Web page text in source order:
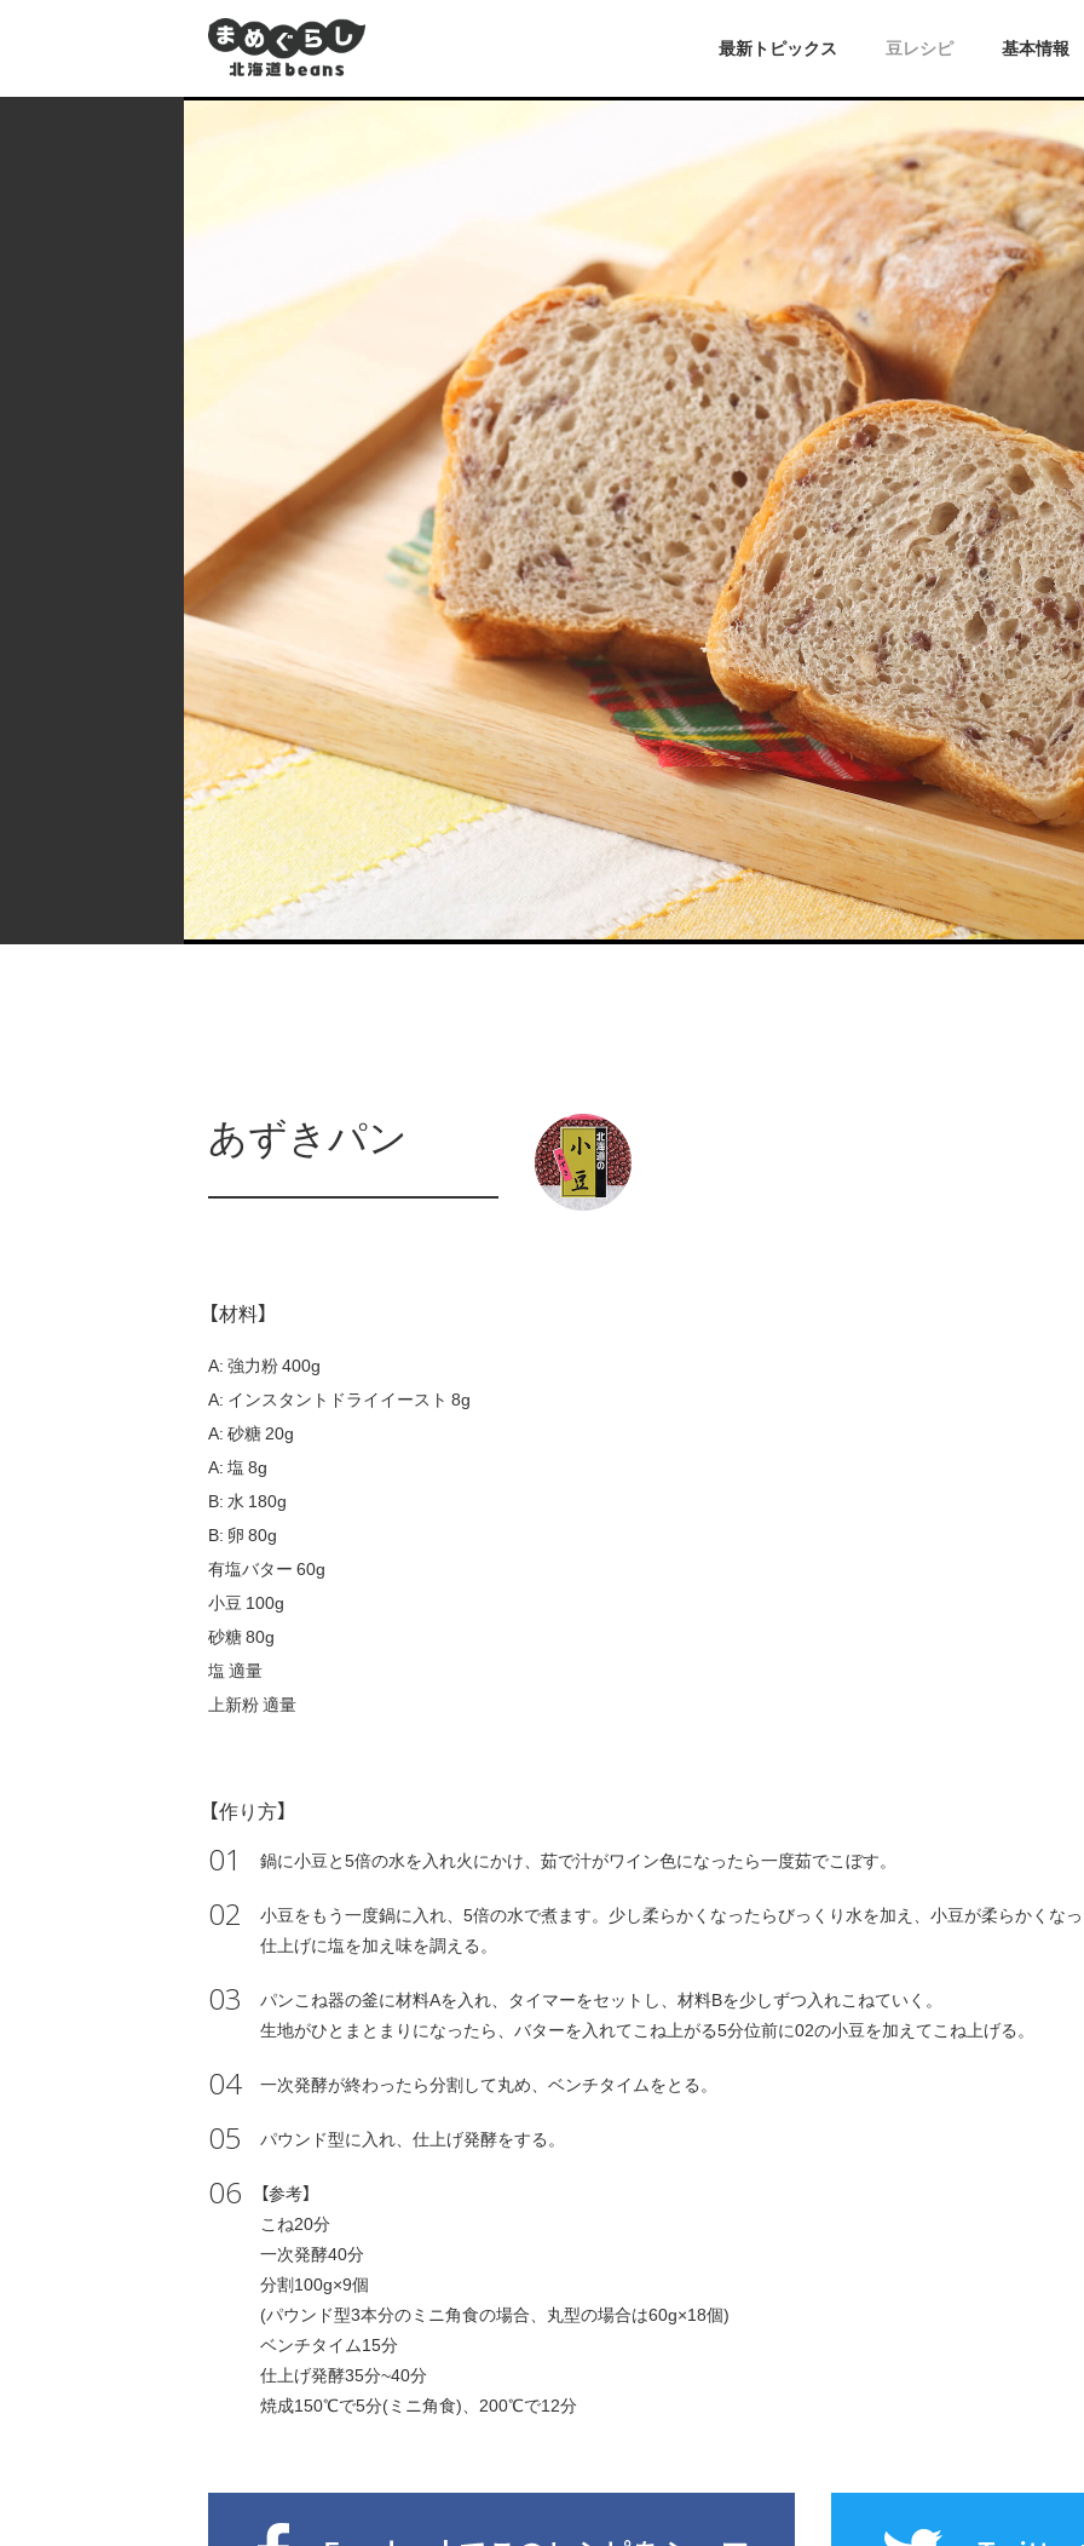
最新トピックス 豆レシピ 基本情報
あずきパン
【材料】
A: 強力粉 400g
A: インスタントドライイースト 8g
A: 砂糖 20g
A: 塩 8g
B: 水 180g
B: 卵 80g
有塩バター 60g
小豆 100g
砂糖 80g
塩 適量
上新粉 適量
【作り方】
01 鍋に小豆と5倍の水を入れ火にかけ、茹で汁がワイン色になったら一度茹でこぼす。
02
小豆をもう一度鍋に入れ、5倍の水で煮ます。少し柔らかくなったらびっくり水を加え、小豆が柔らかくな
仕上げに塩を加え味を調える。
03
パンこね器の釜に材料Aを入れ、タイマーをセットし、材料Bを少しずつ入れこねていく。
生地がひとまとまりになったら、バターを入れてこね上がる5分位前に02の小豆を加えてこね上げる。
04 一次発酵が終わったら分割して丸め、ベンチタイムをとる。
05 パウンド型に入れ、仕上げ発酵をする。
06
【参
こね20分
一次発酵40分
分割100g×9個
(パウンド型3本分のミニ角食の場合、丸型の場合は60g×18個)
ベンチタイム15分
仕上げ発酵35分~40分
焼成150℃で5分(ミニ角食)、200℃で12分